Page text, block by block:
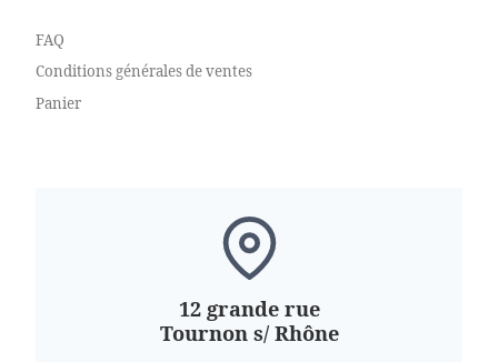
FAQ
Conditions générales de ventes
Panier
12 grande rue
Tournon s/ Rhône